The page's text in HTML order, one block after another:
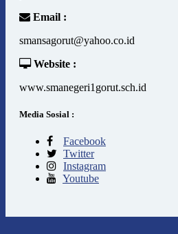
Email :
smansagorut@yahoo.co.id
Website :
www.smanegeri1gorut.sch.id
Media Sosial :
Facebook
Twitter
Instagram
Youtube